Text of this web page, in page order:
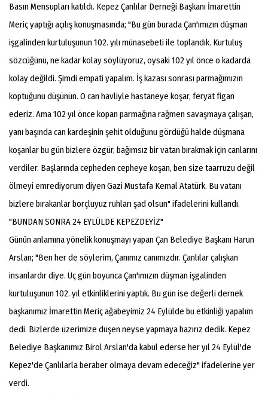
Basın Mensupları katıldı. Kepez Çanlılar Derneği Başkanı İmarettin
Meriç yaptığı açılış konuşmasında; "Bu gün burada Çan'ımızın düşman
işgalinden kurtuluşunun 102. yılı münasebeti ile toplandık. Kurtuluş
sözcüğünü, ne kadar kolay söylüyoruz, oysaki 102 yıl önce o kadarda
kolay değildi. Şimdi empati yapalım. İş kazası sonrası parmağımızın
koptuğunu düşünün. O can havliyle hastaneye koşar, feryat figan
ederiz. Ama 102 yıl önce kopan parmağına rağmen savaşmaya çalışan,
yanı başında can kardeşinin şehit olduğunu gördüğü halde düşmana
koşanlar bu gün bizlere özgür, bağımsız bir vatan bırakmak için canlarını
verdiler. Başlarında cepheden cepheye koşan, ben size taarruzu değil
ölmeyi emrediyorum diyen Gazi Mustafa Kemal Atatürk. Bu vatanı
bizlere bırakanlar borçluyuz ruhları şad olsun" ifadelerini kullandı.
"BUNDAN SONRA 24 EYLÜLDE KEPEZDEYİZ"
Günün anlamına yönelik konuşmayı yapan Çan Belediye Başkanı Harun
Arslan; "Ben her de söylerim, Çanımız canımızdır. Çanlılar çalışkan
insanlardır diye. Üç gün boyunca Çan'ımızın düşman işgalinden
kurtuluşunun 102. yıl etkinliklerini yaptık. Bu gün ise değerli dernek
başkanımız İmarettin Meriç ağabeyimiz 24 Eylülde bu etkinliği yapalım
dedi. Bizlerde üzerimize düşen neyse yapmaya hazırız dedik. Kepez
Belediye Başkanımız Birol Arslan'da kabul ederse her yıl 24 Eylül'de
Kepez'de Çanlılarla beraber olmaya devam edeceğiz" ifadelerine yer
verdi.